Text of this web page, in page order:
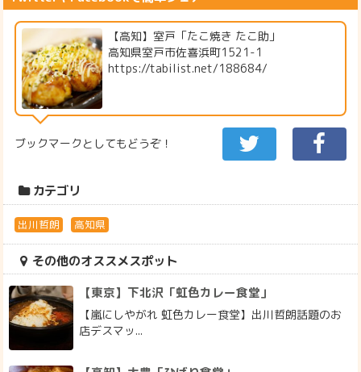
【高知】室戸「たこ焼き たこ助」
高知県室戸市佐喜浜町1521-1
https://tabilist.net/188684/
ブックマークとしてもどうぞ！
カテゴリ
出川哲朗 高知県
その他のオススメスポット
【東京】下北沢「虹色カレー食堂」
【嵐にしやがれ 虹色カレー食堂】出川哲朗話題のお
店デスマッ...